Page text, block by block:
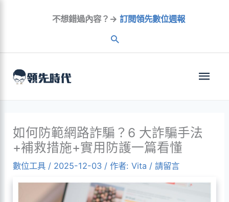
容
不想錯過內容？→ 訂閱領先數位週報
主
單
如何防範網路詐騙？6 大詐騙手法
+補救措施+實用防護一篇看懂
數位工具 / 2025-12-03 / 作者:Vita /請留言